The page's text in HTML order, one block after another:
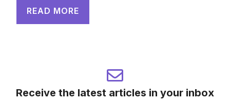
READ MORE
Receive the latest articles in your inbox